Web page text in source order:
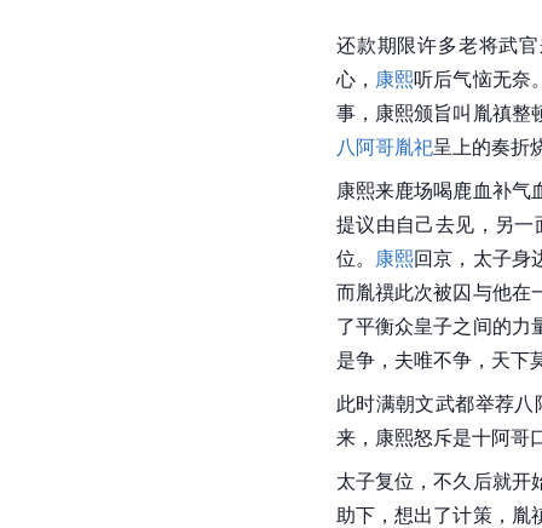
还款期限许多老将武
心， 康熙听后气恼无奈
事，康熙颁旨叫胤禛整
八阿哥胤祀呈上的奏折
康熙来鹿场喝鹿血补气
提议由自己去见，另一
位。 康熙回京，太子身
而胤禩此次被囚与他在
了平衡众皇子之间的力
是争，夫唯不争，天下
此时满朝文武都举荐
来，康熙怒斥是十阿哥
太子复位，不久后就开
助下，想出了计策，胤